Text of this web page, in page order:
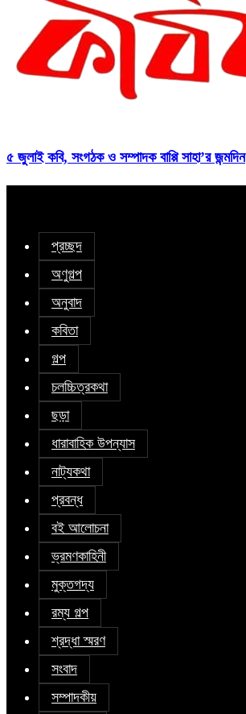
৫ জুলাই কবি, সংগঠক ও সম্পাদক বাপ্পি সাহা’র জন্মদিন
প্রচ্ছদ
অণুগল্প
অনুবাদ
কবিতা
গল্প
চলচ্চিত্রকথা
ছড়া
ধারাবাহিক উপন্যাস
নাট্যকথা
প্রবন্ধ
বই আলোচনা
ভ্রমণকাহিনী
মুক্তগদ্য
রম্য গল্প
শ্রদ্ধা স্মরণ
সংবাদ
সম্পাদকীয়